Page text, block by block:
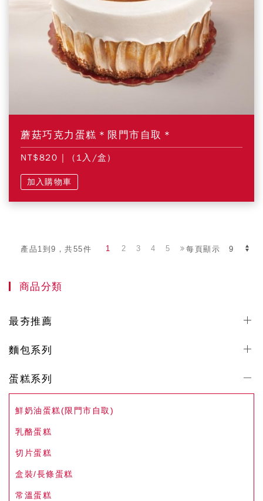
蘑菇巧克力蛋糕＊限門市自取＊
NT$820 | (1入/盒)
加入購物車
產品1到9，共55件 每頁顯示
1 2 3 4 5
商品分類
最夯推薦
麵包系列
蛋糕系列
鮮奶油蛋糕(限門市自取)
乳酪蛋糕
切片蛋糕
盒裝/長條蛋糕
常溫蛋糕